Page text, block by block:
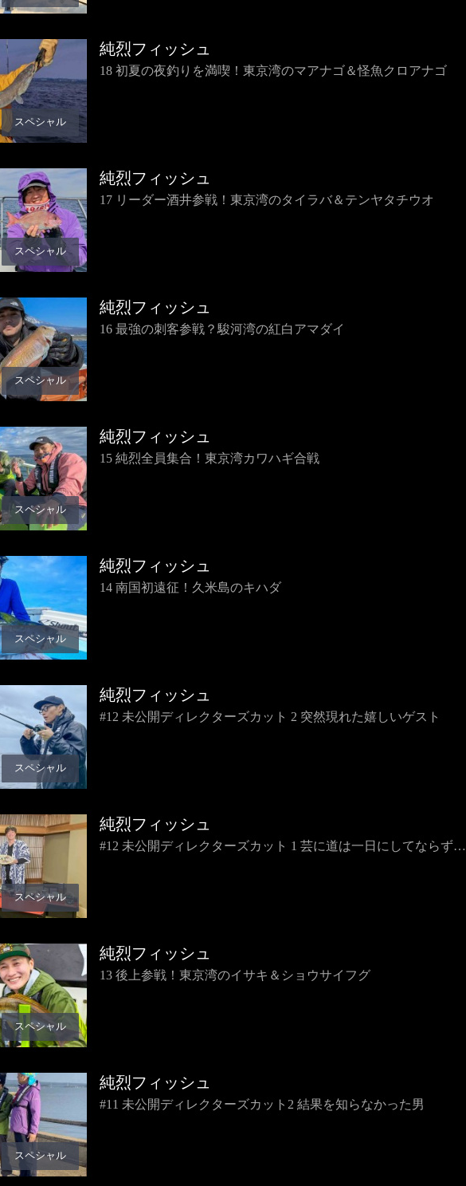
スペシャル
純烈フィッシュ
18 初夏の夜釣りを満喫！東京湾のマアナゴ＆怪魚クロアナゴ
スペシャル
純烈フィッシュ
17 リーダー酒井参戦！東京湾のタイラバ＆テンヤタチウオ
スペシャル
純烈フィッシュ
16 最強の刺客参戦？駿河湾の紅白アマダイ
スペシャル
純烈フィッシュ
15 純烈全員集合！東京湾カワハギ合戦
スペシャル
純烈フィッシュ
14 南国初遠征！久米島のキハダ
スペシャル
純烈フィッシュ
#12 未公開ディレクターズカット 2 突然現れた嬉しいゲスト
スペシャル
純烈フィッシュ
#12 未公開ディレクターズカット 1 芸に道は一日にしてならず…
スペシャル
純烈フィッシュ
13 後上参戦！東京湾のイサキ＆ショウサイフグ
スペシャル
純烈フィッシュ
#11 未公開ディレクターズカット2 結果を知らなかった男